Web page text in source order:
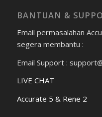
BANTUAN &
Email permasalahan
segera membantu :
Email Support :
LIVE CHAT
Accurate 5 & Rene 2